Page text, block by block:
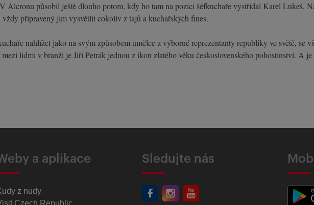
Alcronu působil ještě dlouho potom, kdy ho tam na pozici šéfkuchaře vystřídal Karel Lukeš.
připravený jim vysvětlit cokoliv z tajů a kuchařských fines.
nahlížet jako na svým způsobem umělce a výborné reprezentanty republiky ve světě, se
lidmi v branži je Jiří Petrák jednou z ikon zlatého věku československého pohostinství. A
a aplikace
z nudy
Czech Republic
Sledujte nás